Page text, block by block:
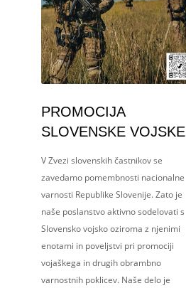
PROMOCIJA
SLOVENSKE VOJSKE
V Zvezi slovenskih častnikov se
zavedamo pomembnosti nacionalne
varnosti Republike Slovenije. Zato je
naše poslanstvo aktivno sodelovati s
Slovensko vojsko oziroma z njenimi
enotami in poveljstvi pri promociji
vojaškega in drugih obrambno
varnostnih poklicev. Naše delo je